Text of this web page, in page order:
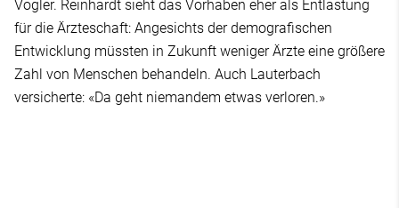
Vogler. Reinhardt sieht das Vorhaben eher als Entlastung
für die Ärzteschaft: Angesichts der demografischen
Entwicklung müssten in Zukunft weniger Ärzte eine größere
Zahl von Menschen behandeln. Auch Lauterbach
versicherte: «Da geht niemandem etwas verloren.»